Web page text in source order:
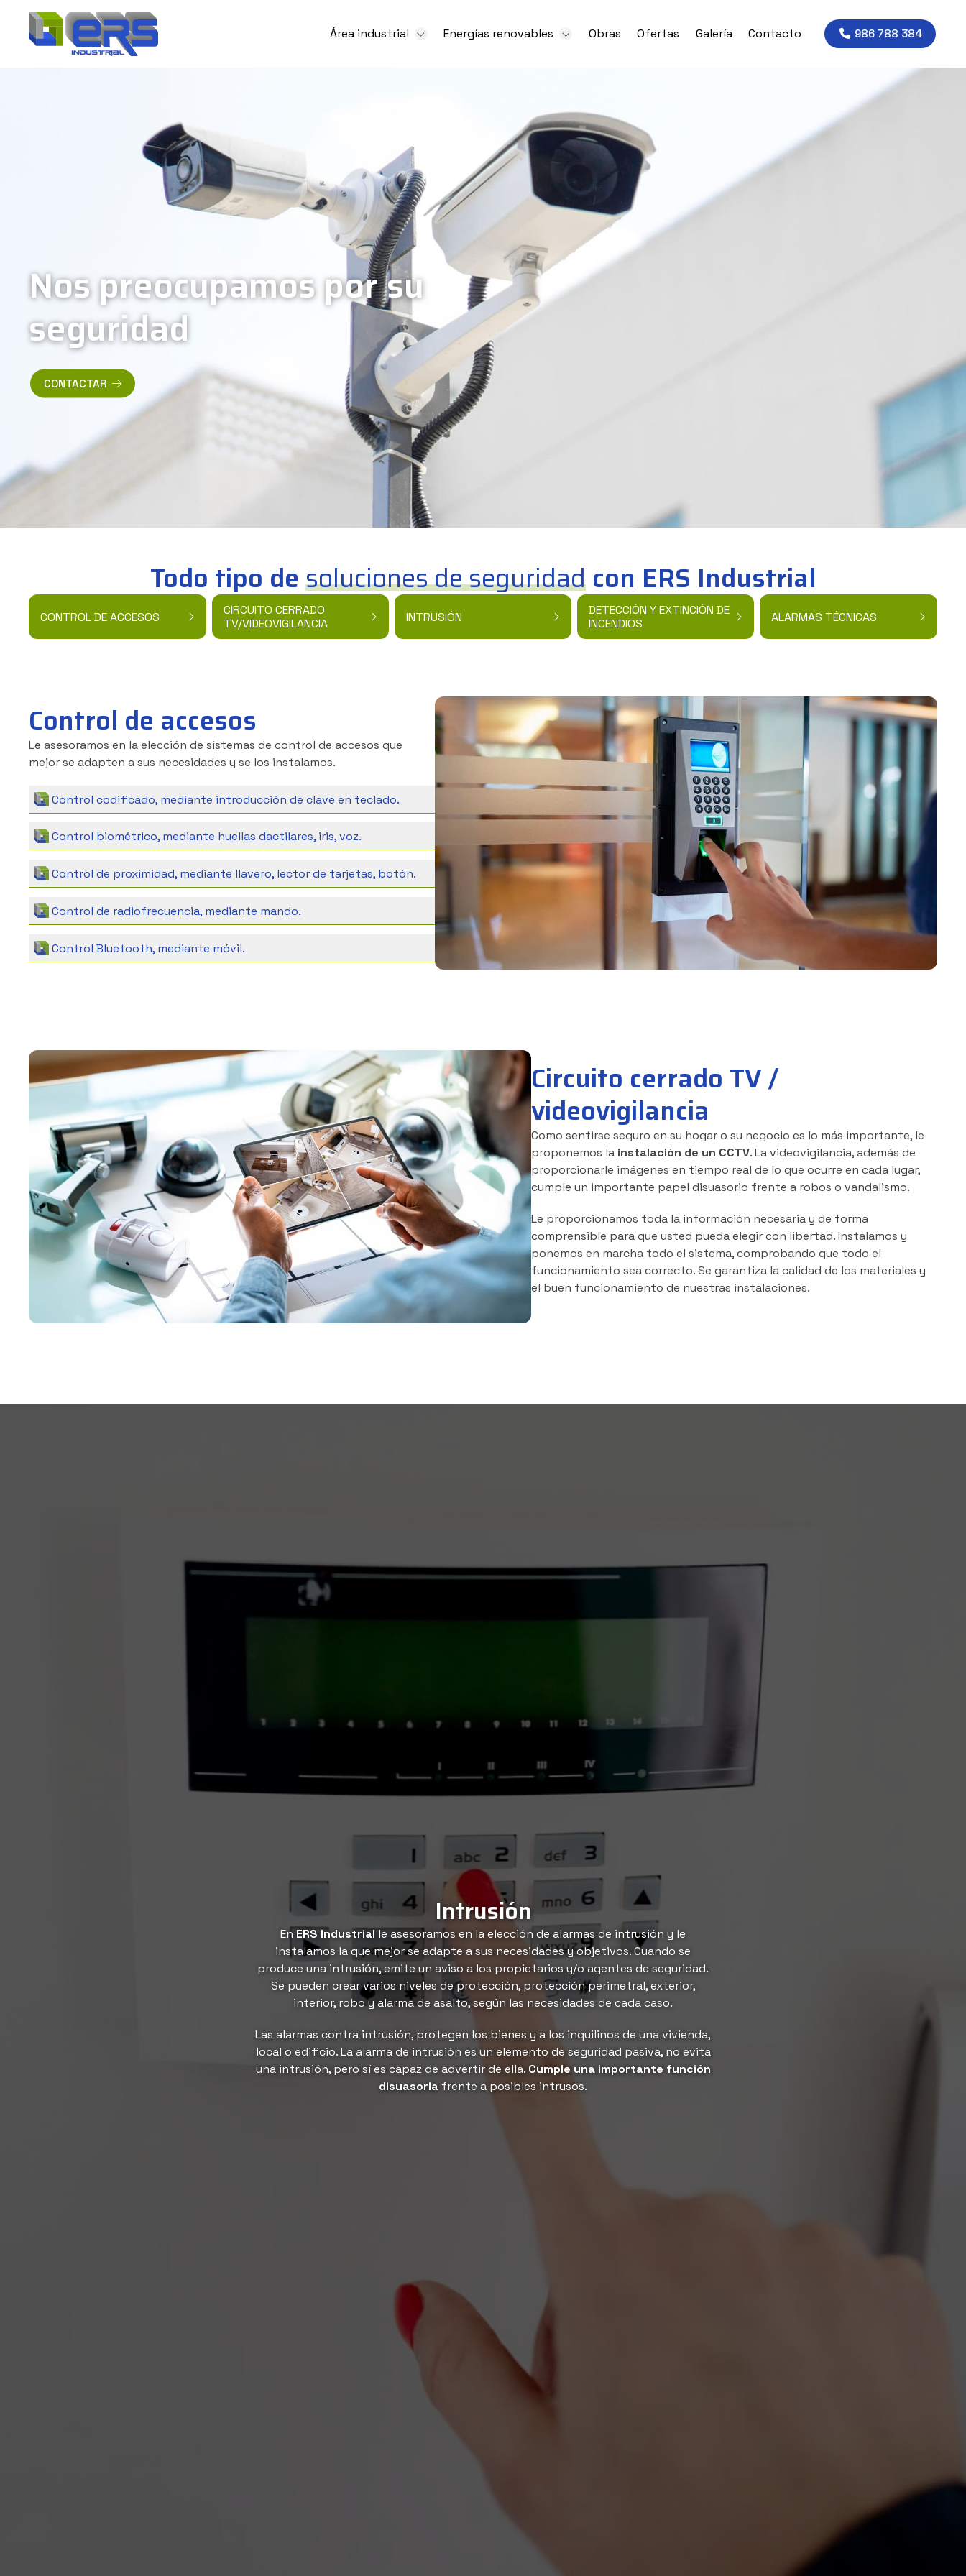
Área industrial Energías renovables Obras Ofertas Galería Contacto 986 788 384
Nos preocupamos por su
seguridad
CONTACTAR
Todo tipo desoluciones de seguridadcon ERS Industrial
CONTROL DE ACCESOS
CIRCUITO CERRADO
TV/VIDEOVIGILANCIA
INTRUSIÓN
DETECCIÓN Y EXTINCIÓN DE
INCENDIOS
ALARMAS TÉCNICAS
Control de accesos
Le asesoramos en la elección de sistemas de control de accesos que
mejor se adapten a sus necesidades y se los instalamos.
Control codificado, mediante introducción de clave en teclado.
Control biométrico, mediante huellas dactilares, iris, voz.
Control de proximidad, mediante llavero, lector de tarjetas, botón.
Control de radiofrecuencia, mediante mando.
Control Bluetooth, mediante móvil.
Circuito cerrado TV /
videovigilancia
Como sentirse seguro en su hogar o su negocio es lo más importante, le
proponemos la instalación de un CCTV. La videovigilancia, además de
proporcionarle imágenes en tiempo real de lo que ocurre en cada lugar,
cumple un importante papel disuasorio frente a robos o vandalismo.
Le proporcionamos toda la información necesaria y de forma
comprensible para que usted pueda elegir con libertad. Instalamos y
ponemos en marcha todo el sistema, comprobando que todo el
funcionamiento sea correcto. Se garantiza la calidad de los materiales y
el buen funcionamiento de nuestras instalaciones.
Intrusión
En ERS Industrial le asesoramos en la elección de alarmas de intrusión y le
instalamos la que mejor se adapte a sus necesidades y objetivos. Cuando se
produce una intrusión, emite un aviso a los propietarios y/o agentes de seguridad.
Se pueden crear varios niveles de protección, protección perimetral, exterior,
interior, robo y alarma de asalto, según las necesidades de cada caso.
Las alarmas contra intrusión, protegen los bienes y a los inquilinos de una vivienda,
local o edificio. La alarma de intrusión es un elemento de seguridad pasiva, no evita
una intrusión, pero sí es capaz de advertir de ella. Cumple una importante función
disuasoria frente a posibles intrusos.